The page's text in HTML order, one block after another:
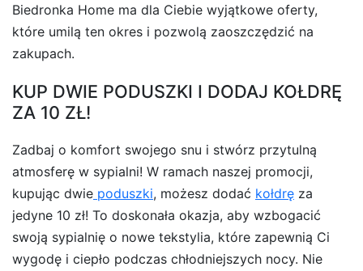
Biedronka Home ma dla Ciebie wyjątkowe oferty,
które umilą ten okres i pozwolą zaoszczędzić na
zakupach.
KUP DWIE PODUSZKI I DODAJ KOŁDRĘ
ZA 10 ZŁ!
Zadbaj o komfort swojego snu i stwórz przytulną
atmosferę w sypialni! W ramach naszej promocji,
kupując dwie poduszki, możesz dodać kołdrę za
jedyne 10 zł! To doskonała okazja, aby wzbogacić
swoją sypialnię o nowe tekstylia, które zapewnią Ci
wygodę i ciepło podczas chłodniejszych nocy. Nie